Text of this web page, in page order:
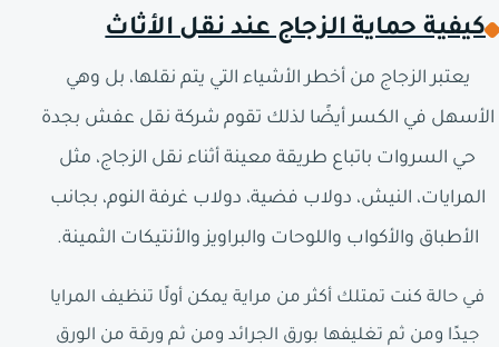
كيفية حماية الزجاج عند نقل الأثاث
يعتبر الزجاج من أخطر الأشياء التي يتم نقلها، بل وهي
الأسهل في الكسر أيضًا لذلك تقوم شركة نقل عفش بجدة
حي السروات باتباع طريقة معينة أثناء نقل الزجاج، مثل
المرايات، النيش، دولاب فضية، دولاب غرفة النوم، بجانب
الأطباق والأكواب واللوحات والبراويز والأنتيكات الثمينة.
في حالة كنت تمتلك أكثر من مراية يمكن أولًا تنظيف المرايا
جيدًا ومن ثم تغليفها بورق الجرائد ومن ثم ورقة من الورق